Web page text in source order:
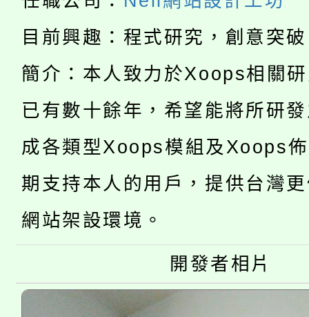
場熱烈登場!
8/21下午1時於龍潭區
徵才活動。
YOUNG桃局內行報名
局官網。
8月14至27日，桃園電
開!
115年桃園市運動會8/
田徑場及游泳池舉行。
桃園市低收入戶享有免
視費優惠，中低收入戶
半價優惠，詳情可洽有
者。
大園自造教育及科技中
份教師增能研習
大溪自造教育及科技中
份教師研習
淨零綠生活教案入校路
會
115年食農教育專業人
目前興趣：程式研究，創意突
簡介：本人致力於Xoops相關
已有數十餘年，希望能將所研
成各類型Xoops模組及Xoops
期支持本人的用戶，提供台灣
網站架設環境。
開發者相片